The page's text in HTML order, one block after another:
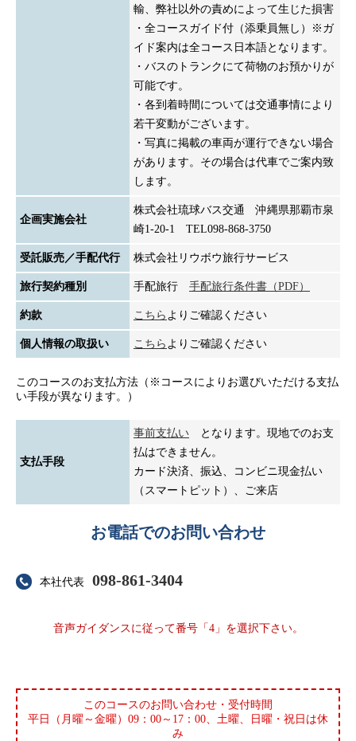
輸、弊社以外の責めによって生じた損害
・全コースガイド付（添乗員無し）※ガ
イド案内は全コース日本語となります。
・バスのトランクにて荷物のお預かりが
可能です。
・各到着時間については交通事情により
若干変動がございます。
・写真に掲載の車両が運行できない場合
があります。その場合は代車でご案内致
します。
企画実施会社
株式会社琉球バス交通 沖縄県那覇市泉
崎1-20-1 TEL098-868-3750
受託販売／手配代行 株式会社リウボウ旅行サービス
旅行契約種別 手配旅行 手配旅行条件書（PDF）
約款 こちら よりご確認ください
個人情報の取扱い こちら よりご確認ください
このコースのお支払方法（※コースによりお選びいただける支払
い手段が異なります。）
支払手段
事前支払い となります。現地でのお支
払はできません。
カード決済、振込、コンビニ現金払い
（スマートピット）、ご来店
お電話でのお問い合わせ
本社代表 098-861-3404
音声ガイダンスに従って番号「4」を選択下さい。
このコースのお問い合わせ・受付時間
平日（月曜～金曜）09：00～17：00、土曜、日曜・祝日は休
み